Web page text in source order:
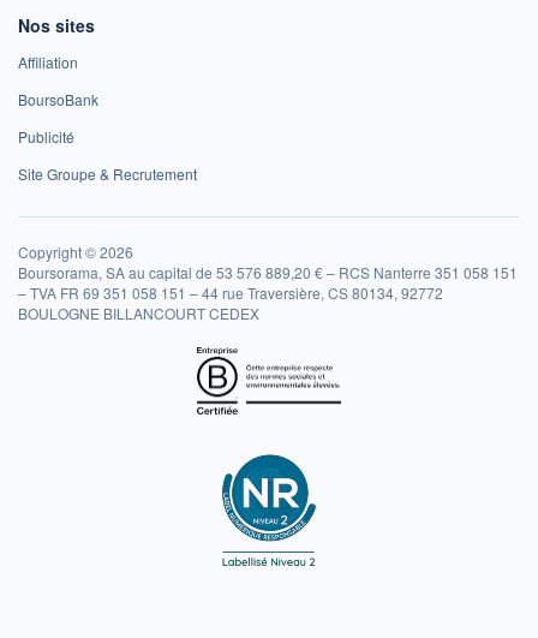
Nos sites
Affiliation
BoursoBank
Publicité
Site Groupe & Recrutement
Copyright © 2026
Boursorama, SA au capital de 53 576 889,20 € – RCS Nanterre 351 058 151
– TVA FR 69 351 058 151 – 44 rue Traversière, CS 80134, 92772
BOULOGNE BILLANCOURT CEDEX